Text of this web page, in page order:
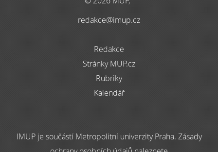
redakce@imup.cz
Redakce
Stránky MUP.cz
Rubriky
Kalendář
IMUP je součástí Metropolitní univerzity Praha. Zásady